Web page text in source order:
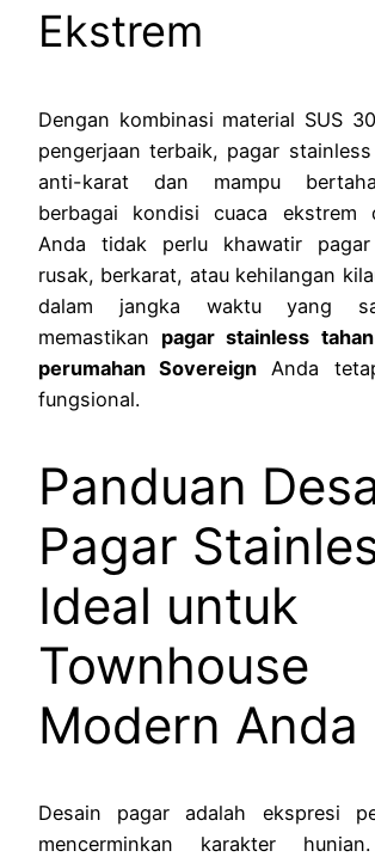
Ekstrem
Dengan kombinasi material SUS
pengerjaan terbaik, pagar
anti-karat dan mampu
berbagai kondisi cuaca ekstrem
Anda tidak perlu khawatir
rusak, berkarat, atau kehilangan
dalam jangka waktu yang
memastikan pagar stainless
perumahan Sovereign Anda
fungsional.
Panduan
Pagar
Ideal untuk
Townhouse
Modern Anda
Desain pagar adalah ekspresi
mencerminkan karakter